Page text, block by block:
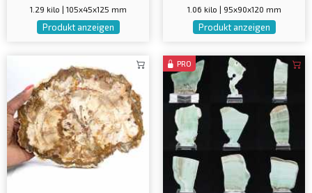
1.29 kilo | 105x45x125 mm
Produkt anzeigen
1.06 kilo | 95x90x120 mm
Produkt anzeigen
PRO